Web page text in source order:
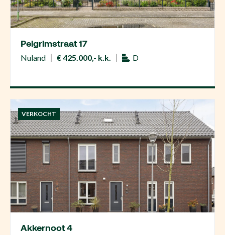
Pelgrimstraat 17
Nuland € 425.000,- k.k. D
VERKOCHT
Akkernoot 4